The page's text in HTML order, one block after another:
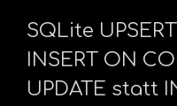
SQLite
INSERT ON
UPDATE statt